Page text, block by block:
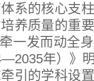
系的核心支
养质量的重
牵一发而动全
年）》
引的学科设